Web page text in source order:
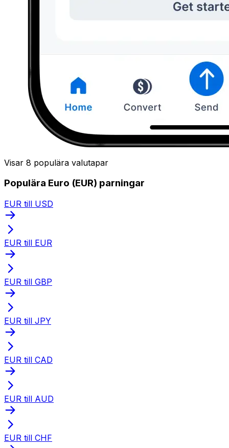
Visar 8 populära valutapar
Populära Euro (EUR) parningar
EUR till USD
EUR till EUR
EUR till GBP
EUR till JPY
EUR till CAD
EUR till AUD
EUR till CHF